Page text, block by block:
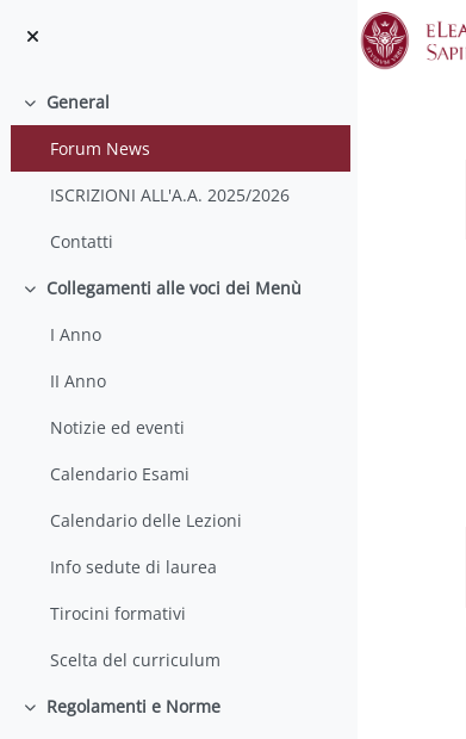
Collapse
General
Forum News
ISCRIZIONI ALL'A.A. 2025/2026
Contatti
Collapse
Collegamenti alle voci dei Menù
I Anno
II Anno
Notizie ed eventi
Calendario Esami
Calendario delle Lezioni
Info sedute di laurea
Tirocini formativi
Scelta del curriculum
Collapse
Regolamenti e Norme